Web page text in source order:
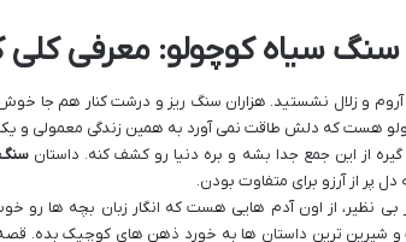
سیاه کوچولو: معرفی کلی
آروم و زلال نشستید. هزاران سنگ ریز و درشت کنار هم جا
هست که دلش طاقت نمی آورد به همین زندگی معمولی و
از این جمع جدا بشه و بره دنیا رو کشف کنه. داستان
پر از آرزو برای متفاوت بودن.
بی نظیر، از اون آدم هایی هست که انگار زبان بچه ها
و شیرین ترین داستان ها به خورد ذهن های کوچیک بده.